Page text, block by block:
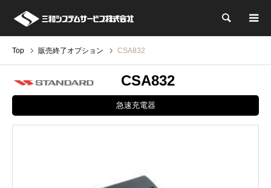
検索
Top 販売終了オプション CSA832
CSA832
急速充電器